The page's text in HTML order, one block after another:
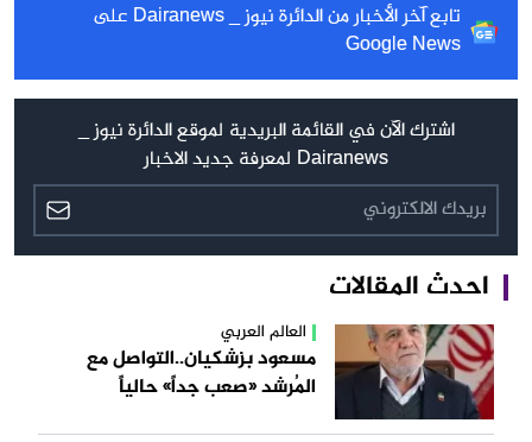
تابع آخر الأخبار من الدائرة نيوز _ Dairanews على
Google News
اشترك الآن في القائمة البريدية لموقع الدائرة نيوز _
Dairanews لمعرفة جديد الاخبار
احدث المقالات
العالم العربي
مسعود بزشكيان..التواصل مع
المُرشد «صعب جداً» حالياً